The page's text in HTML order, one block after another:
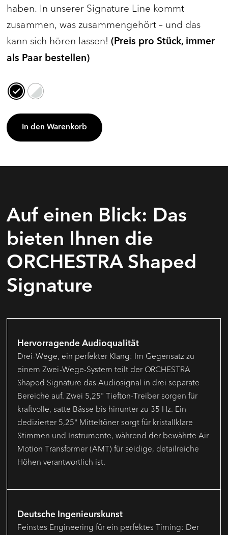
haben. In unserer Signature Line kommt
zusammen, was zusammengehört – und das
kann sich hören lassen!(Preis pro Stück, immer
als Paar bestellen)
In den Warenkorb
Auf einen Blick: Das​
bieten Ihnen die
ORCHESTRA​ Shaped
Signature
Hervorragende Audioqualität
Drei-Wege, ein perfekter Klang: Im Gegensatz zu
einem Zwei-Wege-System teilt der ORCHESTRA
Shaped Signature das Audiosignal in drei separate
Bereiche auf. Zwei 5,25" Tiefton-Treiber sorgen für
kraftvolle, satte Bässe bis hinunter zu 35 Hz. Ein
dedizierter 5,25" Mitteltöner sorgt für kristallklare
Stimmen und Instrumente, während der bewährte Air
Motion Transformer (AMT) für seidige, detailreiche
Höhen verantwortlich ist.
Deutsche Ingenieurskunst
Feinstes Engineering für ein perfektes Timing: Der